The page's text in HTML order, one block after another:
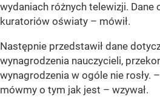
wydaniach różnych telewizji. Dane
kuratoriów oświaty – mówił.
Następnie przedstawił dane
wynagrodzenia nauczycieli,
wynagrodzenia w ogóle nie rosły.
mówmy o tym jak jest – wzywał.